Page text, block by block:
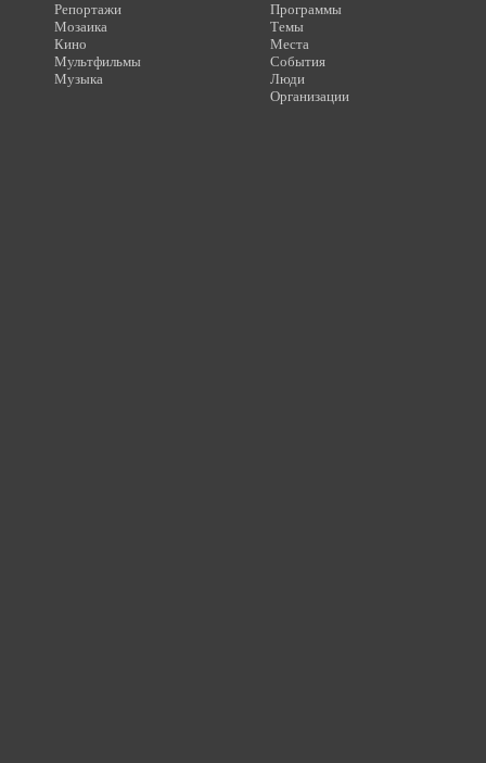
Репортажи
Мозаика
Кино
Мультфильмы
Музыка
Программы
Темы
Места
События
Люди
Организации